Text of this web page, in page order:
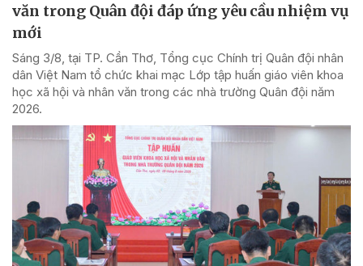
văn trong Quân đội đáp ứng yêu cầu nhiệm vụ
mới
Sáng 3/8, tại TP. Cần Thơ, Tổng cục Chính trị Quân đội nhân
dân Việt Nam tổ chức khai mạc Lớp tập huấn giáo viên khoa
học xã hội và nhân văn trong các nhà trường Quân đội năm
2026.